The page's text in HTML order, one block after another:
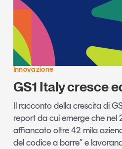
Innovazione
GS1 Italy cresce
Il racconto della crescita di
report da cui emerge che nel
affiancato oltre 42 mila
del codice a barre” e